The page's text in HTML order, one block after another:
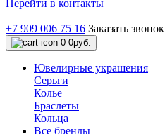
Перейти в контакты
+7 909 006 75 16 Заказать звонок
0 0руб.
Ювелирные украшения
Серьги
Колье
Браслеты
Кольца
Все бренды